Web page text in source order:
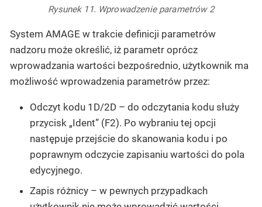
Rysunek 11. Wprowadzenie parametrów 2
System AMAGE w trakcie definicji parametrów
nadzoru może określić, iż parametr oprócz
wprowadzania wartości bezpośrednio, użytkownik ma
możliwość wprowadzenia parametrów przez:
Odczyt kodu 1D/2D – do odczytania kodu służy
przycisk „Ident” (F2). Po wybraniu tej opcji
następuje przejście do skanowania kodu i po
poprawnym odczycie zapisaniu wartości do pola
edycyjnego.
Zapis różnicy – w pewnych przypadkach